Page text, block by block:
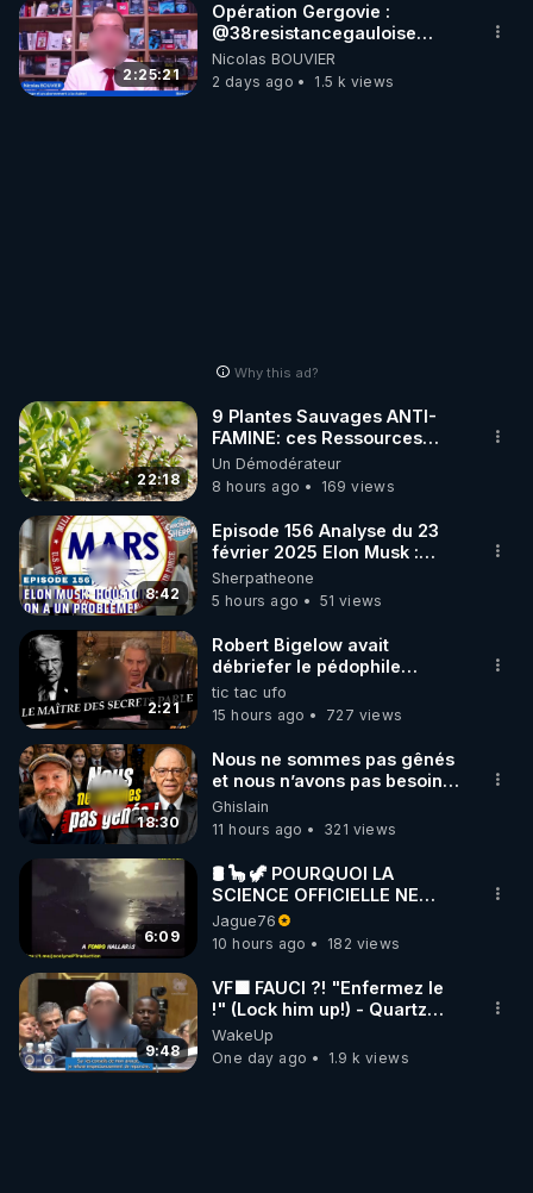
2:25:21
Opération Gergovie :
‪@38resistancegauloise‬
‪@MarionSigautOfficiel‬
‪@gladysriifard5710‬ Laëtitia
Nicolas BOUVIER
2 days ago
1.5 k views
Why this ad?
22:18
9 Plantes Sauvages ANTI-
FAMINE: ces Ressources
JARDIN&des Haies
Un Démodérateur
8 hours ago
169 views
8:42
Episode 156 Analyse du 23
février 2025 Elon Musk :
Houston , on a un problème !
Sherpatheone
5 hours ago
51 views
2:21
Robert Bigelow avait
débriefer le pédophile
génocidaire de donald j
trump
tic tac ufo
15 hours ago
727 views
18:30
Nous ne sommes pas gênés
et nous n’avons pas besoin
de nous excuser ! #jw
#jehovah #collegecentral
Ghislain
11 hours ago
321 views
6:09
🛢 🦕 🦖 POURQUOI LA
SCIENCE OFFICIELLE NE
CONNAÎT-ELLE PAS LA VRAIE
ORIGINE DU PÉTROLE ?
Jague76
10 hours ago
182 views
9:48
VF🟩 FAUCI ?! "Enfermez le
!" (Lock him up!) - Quartz
Traduction
WakeUp
One day ago
1.9 k views